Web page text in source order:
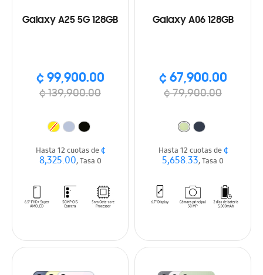
Galaxy A25 5G 128GB
¢ 99,900.00
¢ 139,900.00
Hasta 12 cuotas de¢
8,325.00, Tasa 0
Galaxy A06 128GB
¢ 67,900.00
¢ 79,900.00
Hasta 12 cuotas de¢
5,658.33, Tasa 0